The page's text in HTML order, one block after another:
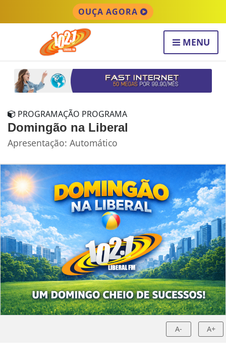
OUÇA AGORA
MENU
PROGRAMAÇÃO PROGRAMA
Domingão na Liberal
Apresentação: Automático
A- A+